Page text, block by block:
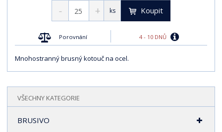
ks Koupit
Porovnání 4 - 10 DNŮ
Mnohostranný brusný kotouč na ocel.
VŠECHNY KATEGORIE
BRUSIVO